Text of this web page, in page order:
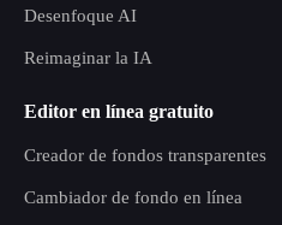
Desenfoque AI
Reimaginar la IA
Editor en línea gratuito
Creador de fondos transparentes
Cambiador de fondo en línea